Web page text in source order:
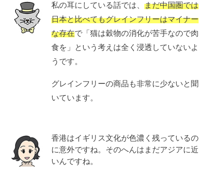
私の耳にしている話では、まだ中国圏では
日本と比べてもグレインフリーはマイナー
な存在で「猫は穀物の消化が苦手なので肉
食を」という考えは全く浸透していないよ
うです。
グレインフリーの商品も非常に少ないと聞
いています。
香港はイギリス文化が色濃く残っているの
に意外ですね。そのへんはまだアジアに近
いんですね。